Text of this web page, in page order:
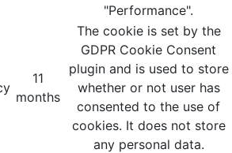
"Performance".
11
months
The cookie is set by the
GDPR Cookie Consent
plugin and is used to store
whether or not user has
consented to the use of
cookies. It does not store
any personal data.